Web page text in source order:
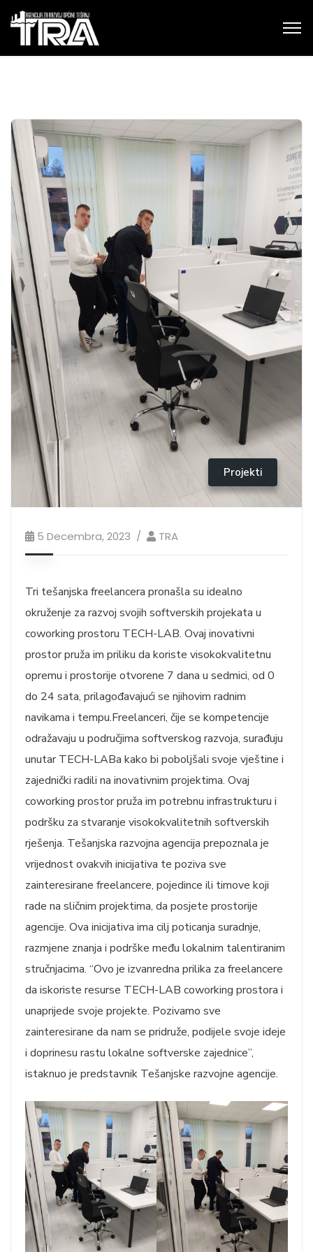
Projekti
5 Decembra, 2023 TRA
Tri tešanjska freelancera pronašla su idealno
okruženje za razvoj svojih softverskih projekata u
coworking prostoru TECH-LAB. Ovaj inovativni
prostor pruža im priliku da koriste visokokvalitetnu
opremu i prostorije otvorene 7 dana u sedmici, od 0
do 24 sata, prilagođavajući se njihovim radnim
navikama i tempu.Freelanceri, čije se kompetencije
odražavaju u područjima softverskog razvoja, surađuju
unutar TECH-LABa kako bi poboljšali svoje vještine i
zajednički radili na inovativnim projektima. Ovaj
coworking prostor pruža im potrebnu infrastrukturu i
podršku za stvaranje visokokvalitetnih softverskih
rješenja. Tešanjska razvojna agencija prepoznala je
vrijednost ovakvih inicijativa te poziva sve
zainteresirane freelancere, pojedince ili timove koji
rade na sličnim projektima, da posjete prostorije
agencije. Ova inicijativa ima cilj poticanja suradnje,
razmjene znanja i podrške među lokalnim talentiranim
stručnjacima. “Ovo je izvanredna prilika za freelancere
da iskoriste resurse TECH-LAB coworking prostora i
unaprijede svoje projekte. Pozivamo sve
zainteresirane da nam se pridruže, podijele svoje ideje
i doprinesu rastu lokalne softverske zajednice”,
istaknuo je predstavnik Tešanjske razvojne agencije.